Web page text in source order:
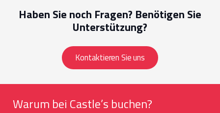
Haben Sie noch Fragen? Benötigen Sie
Unterstützung?
Kontaktieren Sie uns
Warum bei Castle’s buchen?